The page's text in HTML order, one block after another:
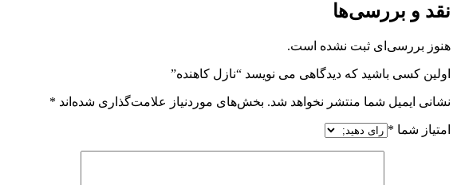
نقد و بررسی‌ها
هنوز بررسی‌ای ثبت نشده است.
اولین کسی باشید که دیدگاهی می نویسد “نازل کاهنده”
نشانی ایمیل شما منتشر نخواهد شد. بخش‌های موردنیاز علامت‌گذاری شده‌اند *
امتیاز شما *